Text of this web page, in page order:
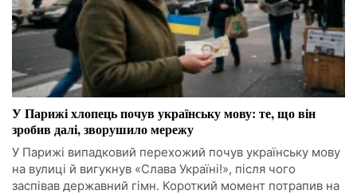
У Парижі хлопець почув українську мову: те, що він
зробив далі, зворушило мережу
У Парижі випадковий перехожий почув українську мову
на вулиці й вигукнув «Слава Україні!», після чого
заспівав державний гімн. Короткий момент потрапив на